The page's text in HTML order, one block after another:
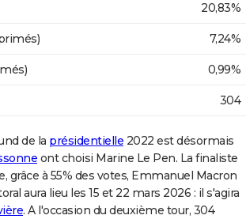
20,83%
7,24%
0,99%
304
de la présidentielle 2022 est désormais
ont choisi Marine Le Pen. La finaliste
grâce à 55% des votes, Emmanuel Macron
aura lieu les 15 et 22 mars 2026 : il s'agira
. A l'occasion du deuxième tour, 304